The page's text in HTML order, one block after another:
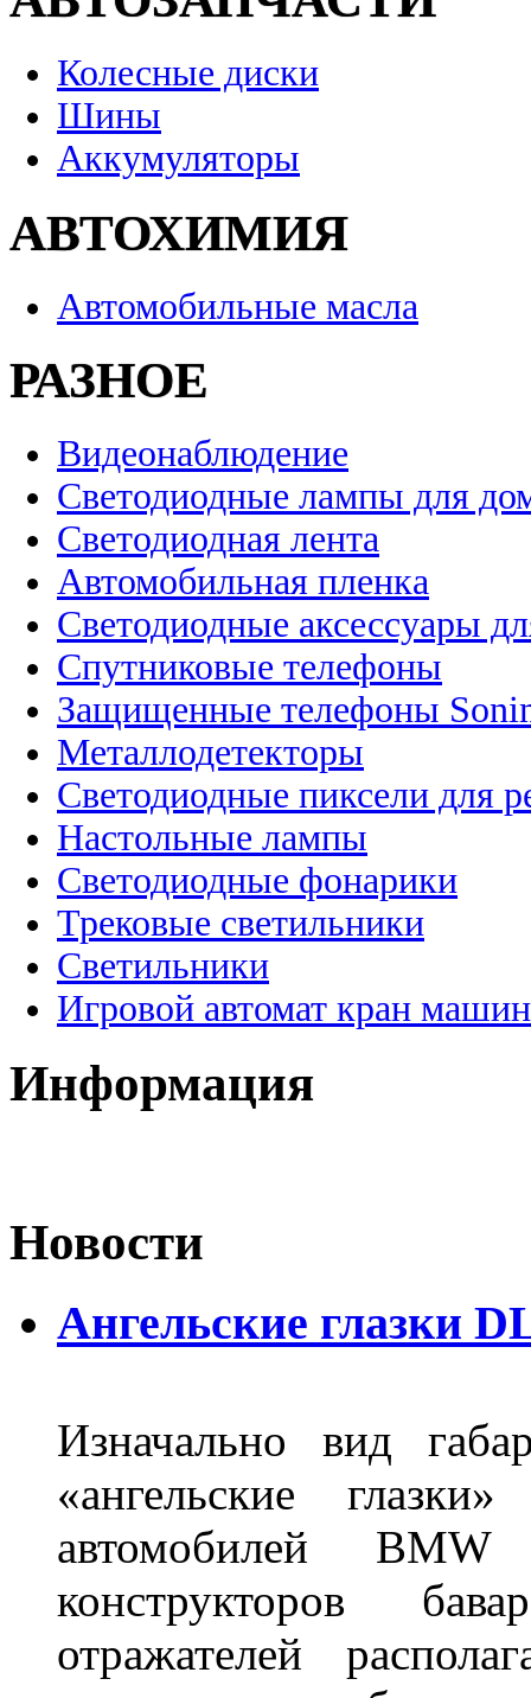
Колесные диски
Шины
Аккумуляторы
АВТОХИМИЯ
Автомобильные масла
РАЗНОЕ
Видеонаблюдение
Светодиодные лампы для
Светодиодная лента
Автомобильная пленка
Светодиодные аксессуары
Спутниковые телефоны
Защищенные телефоны
Металлодетекторы
Светодиодные пиксели для
Настольные лампы
Светодиодные фонарики
Трековые светильники
Светильники
Игровой автомат кран
Информация
Новости
Ангельские глазки
Изначально вид
«ангельские
автомобилей
конструкторов
отражателей